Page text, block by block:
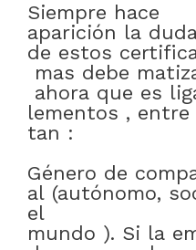
Siempre hace
aparición la
de estos
mas debe
ahora que es
lementos , entre
tan :
Género de
al (autónomo,
el
mundo ). Si la